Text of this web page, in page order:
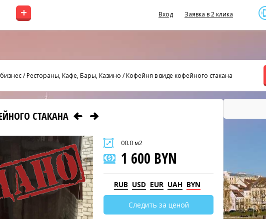
+ Вход Заявка в 2 клика
/Рестораны, Кафе, Бары, Казино /Кофейня в виде кофейного стакана
СТАКАНА
00.0 м2
1 600 BYN
RUB USD EUR UAH BYN
Следить за ценой